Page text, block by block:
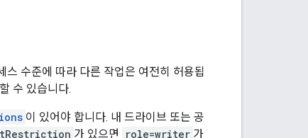
스 수준에 따라 다른 작업은 여전히 허용됩
수 있습니다.
이 있어야 합니다. 내 드라이브 또는 공
가 있으면 role=writer 가